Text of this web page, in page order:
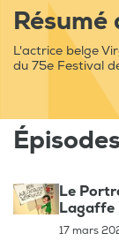
L'actrice belge
du 75e Festival
Le
Lagaffe
17 mars